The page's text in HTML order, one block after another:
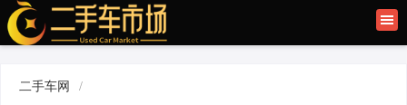
首页
二手车网 /